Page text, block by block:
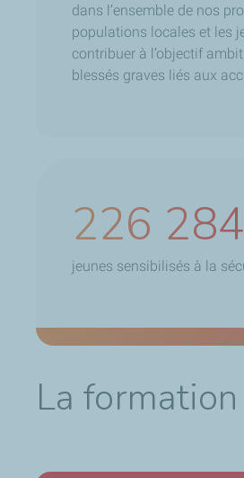
dans l’ensemble de nos
populations locales et les
contribuer à l’objectif
blessés graves liés aux
350 844
jeunes sensibilisés à la
La